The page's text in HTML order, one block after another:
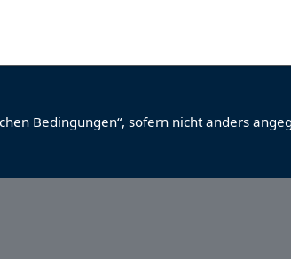
Bedingungen“, sofern nicht anders